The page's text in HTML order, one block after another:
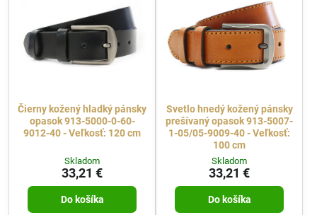
Čierny kožený hladký pánsky
opasok 913-5000-0-60-
9012-40 - Veľkosť: 120 cm
Skladom
33,21 €
Do košíka
Svetlo hnedý kožený pánsky
prešívaný opasok 913-5007-
1-05/05-9009-40 - Veľkosť:
100 cm
Skladom
33,21 €
Do košíka